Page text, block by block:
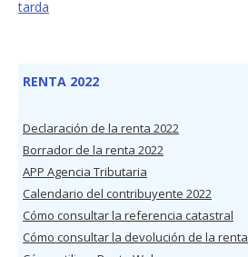
tarda
RENTA 2022
Declaración de la renta 2022
Borrador de la renta 2022
APP Agencia Tributaria
Calendario del contribuyente 2022
Cómo consultar la referencia catastral
Cómo consultar la devolución de la renta